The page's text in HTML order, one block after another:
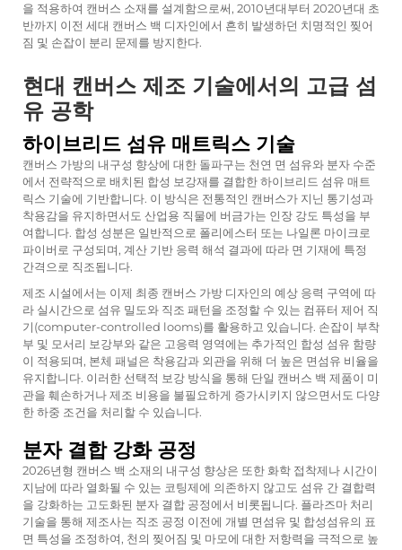
을 적용하여 캔버스 소재를 설계함으로써, 2010년대부터 2020년대 초
반까지 이전 세대 캔버스 백 디자인에서 흔히 발생하던 치명적인 찢어
짐 및 손잡이 분리 문제를 방지한다.
현대 캔버스 제조 기술에서의 고급 섬
유 공학
하이브리드 섬유 매트릭스 기술
캔버스 가방의 내구성 향상에 대한 돌파구는 천연 면 섬유와 분자 수준
에서 전략적으로 배치된 합성 보강재를 결합한 하이브리드 섬유 매트
릭스 기술에 기반합니다. 이 방식은 전통적인 캔버스가 지닌 통기성과
착용감을 유지하면서도 산업용 직물에 버금가는 인장 강도 특성을 부
여합니다. 합성 성분은 일반적으로 폴리에스터 또는 나일론 마이크로
파이버로 구성되며, 계산 기반 응력 해석 결과에 따라 면 기재에 특정
간격으로 직조됩니다.
제조 시설에서는 이제 최종 캔버스 가방 디자인의 예상 응력 구역에 따
라 실시간으로 섬유 밀도와 직조 패턴을 조정할 수 있는 컴퓨터 제어 직
기(computer-controlled looms)를 활용하고 있습니다. 손잡이 부착
부 및 모서리 보강부와 같은 고응력 영역에는 추가적인 합성 섬유 함량
이 적용되며, 본체 패널은 착용감과 외관을 위해 더 높은 면섬유 비율을
유지합니다. 이러한 선택적 보강 방식을 통해 단일 캔버스 백 제품이 미
관을 훼손하거나 제조 비용을 불필요하게 증가시키지 않으면서도 다양
한 하중 조건을 처리할 수 있습니다.
분자 결합 강화 공정
2026년형 캔버스 백 소재의 내구성 향상은 또한 화학 접착제나 시간이
지남에 따라 열화될 수 있는 코팅제에 의존하지 않고도 섬유 간 결합력
을 강화하는 고도화된 분자 결합 공정에서 비롯됩니다. 플라즈마 처리
기술을 통해 제조사는 직조 공정 이전에 개별 면섬유 및 합성섬유의 표
면 특성을 조정하여, 천의 찢어짐 및 마모에 대한 저항력을 극적으로 높